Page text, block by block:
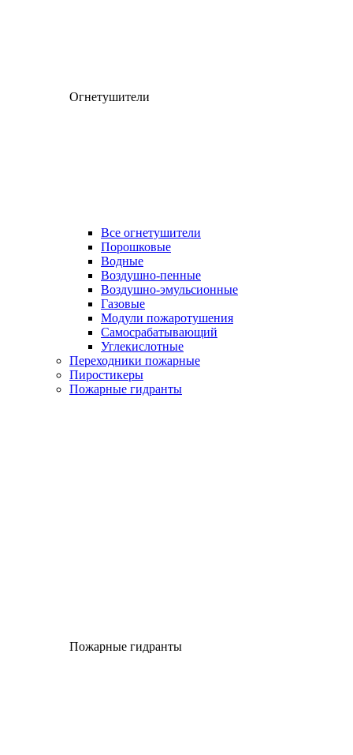
Огнетушители
Все огнетушители
Порошковые
Водные
Воздушно-пенные
Воздушно-эмульсионные
Газовые
Модули пожаротушения
Самосрабатывающий
Углекислотные
Переходники пожарные
Пиростикеры
Пожарные гидранты
Пожарные гидранты